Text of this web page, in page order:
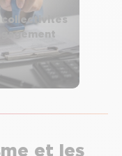
collectivités
et les